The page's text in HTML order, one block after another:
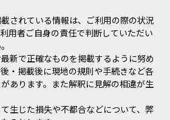
されている情報は、ご利用の際の状況
用者ご自身の責任で判断していただい
新で正確なものを掲載するように努め
・掲載後に現地の規則や手続きなど各
あります。また解釈に見解の相違が生
生じた損失や不都合などについて、弊